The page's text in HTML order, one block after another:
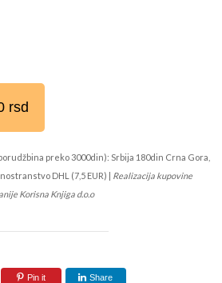
rsd
preko 3000din): Srbija 180din Crna Gora,
DHL (7,5 EUR) | Realizacija kupovine
Korisna Knjiga d.o.o
Pin it Share